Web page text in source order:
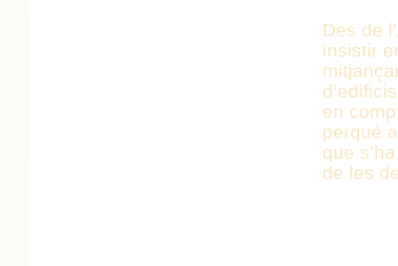
Des de
insistir
en
perquè
que
de les